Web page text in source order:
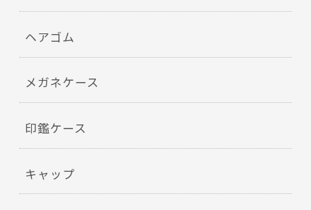
ヘアゴム
メガネケース
印鑑ケース
キャップ